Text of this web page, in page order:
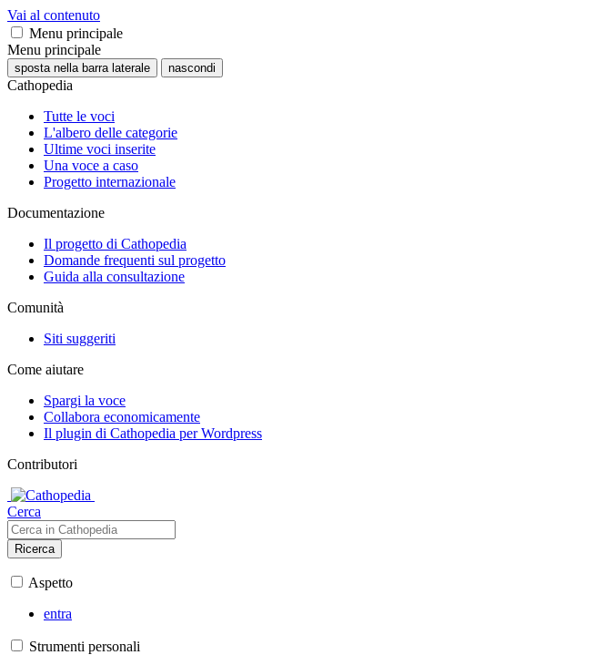
Vai al contenuto
Menu principale
Menu principale
sposta nella barra laterale nascondi
Cathopedia
Tutte le voci
L'albero delle categorie
Ultime voci inserite
Una voce a caso
Progetto internazionale
Documentazione
Il progetto di Cathopedia
Domande frequenti sul progetto
Guida alla consultazione
Comunità
Siti suggeriti
Come aiutare
Spargi la voce
Collabora economicamente
Il plugin di Cathopedia per Wordpress
Contributori
Cerca
Ricerca
Aspetto
entra
Strumenti personali